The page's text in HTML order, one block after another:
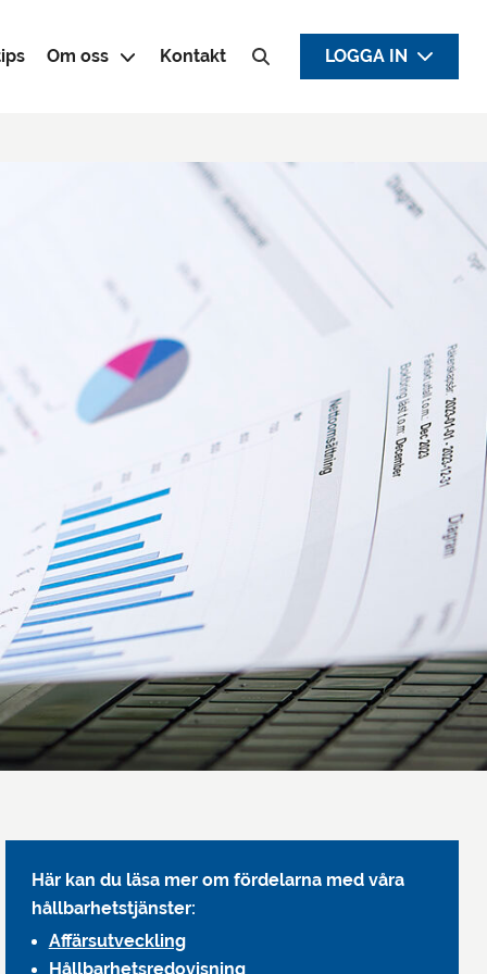
Om oss Kontakt
Sök efter:
LOGGA IN
Här kan du läsa mer om fördelarna med våra
hållbarhetstjänster:
Affärsutveckling
Hållbarhetsredovisning